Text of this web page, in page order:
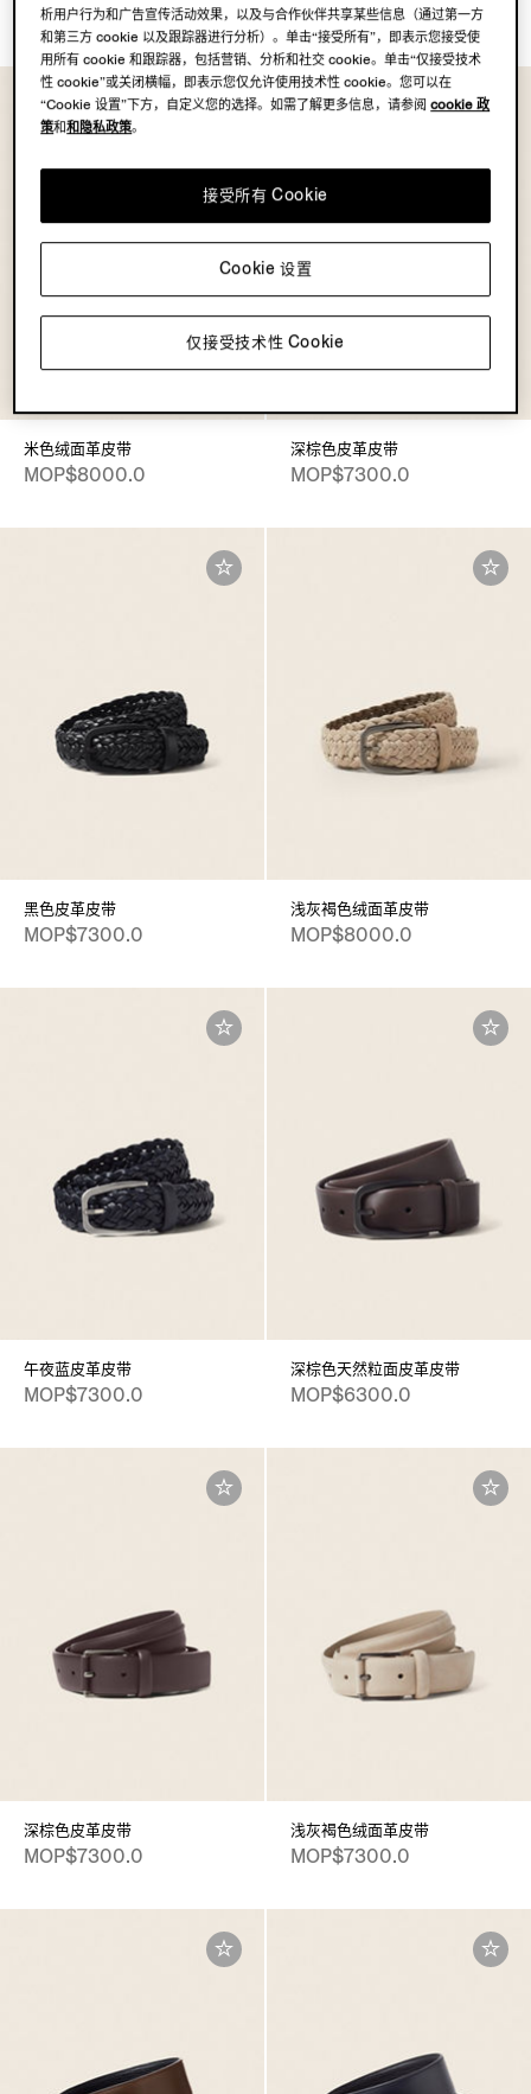
MOP$8000.0 MOP$8000.0
米色绒面革皮带
MOP$8000.0
深棕色皮革皮带
MOP$7300.0
黑色皮革皮带
MOP$7300.0
浅灰褐色绒面革皮带
MOP$8000.0
午夜蓝皮革皮带
MOP$7300.0
深棕色天然粒面皮革皮带
MOP$6300.0
深棕色皮革皮带
MOP$7300.0
浅灰褐色绒面革皮带
MOP$7300.0
析用户行为和广告宣传活动效果，以及与合作伙伴共享某些信息（通过第一方
和第三方 cookie 以及跟踪器进行分析）。单击“接受所有”，即表示您接受使
用所有 cookie 和跟踪器，包括营销、分析和社交 cookie。单击“仅接受技术
性 cookie”或关闭横幅，即表示您仅允许使用技术性 cookie。您可以在
“Cookie 设置”下方，自定义您的选择。如需了解更多信息，请参阅cookie 政
策和和隐私政策。
仅接受技术性 Cookie
接受所有 Cookie
Cookie 设置